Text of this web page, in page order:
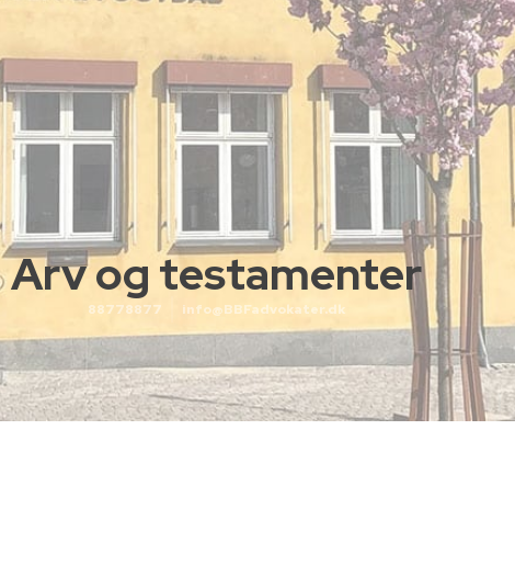
Arv og testamenter
88778877 info@BBFadvokater.dk